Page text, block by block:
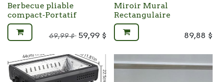
Berbecue pliable
compact-Portatif
69,99$ 59,99$
Miroir Mural
Rectangulaire
89,88 $